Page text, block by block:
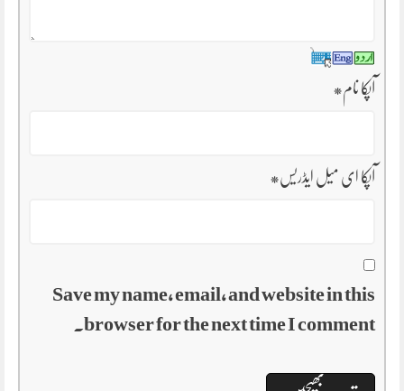
آپکا نام*
آپکا ای میل ایڈریس*
Save my name, email, and website in this
browser for the next time I comment.